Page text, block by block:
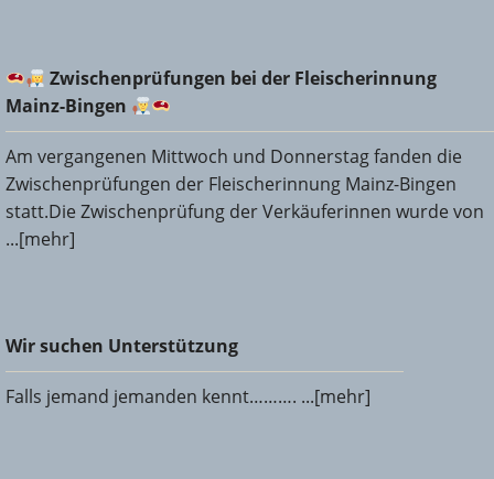
Zwischenprüfungen bei der Fleischerinnung Mainz-
Bingen
Zwischenprüfungen bei der Fleischerinnung
Mainz-Bingen
Am vergangenen Mittwoch und Donnerstag fanden die
Zwischenprüfungen der Fleischerinnung Mainz-Bingen
statt.Die Zwischenprüfung der Verkäuferinnen wurde von
...[mehr]
Wir suchen Unterstützung
Wir suchen Unterstützung
Falls jemand jemanden kennt………. ...[mehr]